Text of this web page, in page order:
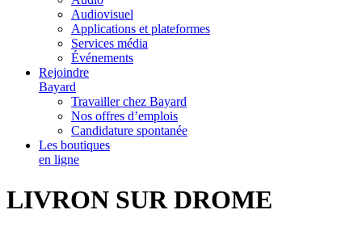
Audiovisuel
Applications et plateformes
Services média
Événements
Rejoindre
Bayard
Travailler chez Bayard
Nos offres d’emplois
Candidature spontanée
Les boutiques
en ligne
LIVRON SUR DROME